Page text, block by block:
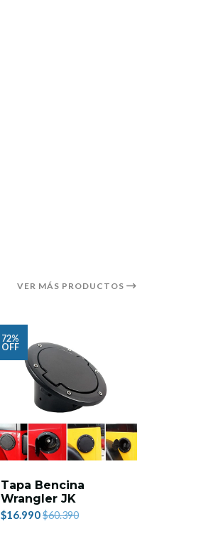
VER MÁS PRODUCTOS
72%
OFF
Tapa Bencina
Wrangler JK
$16.990$60.390